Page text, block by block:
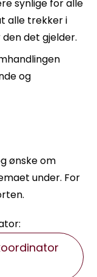
synlige for alle
alle trekker i
det gjelder.
og
ønske om
under. For